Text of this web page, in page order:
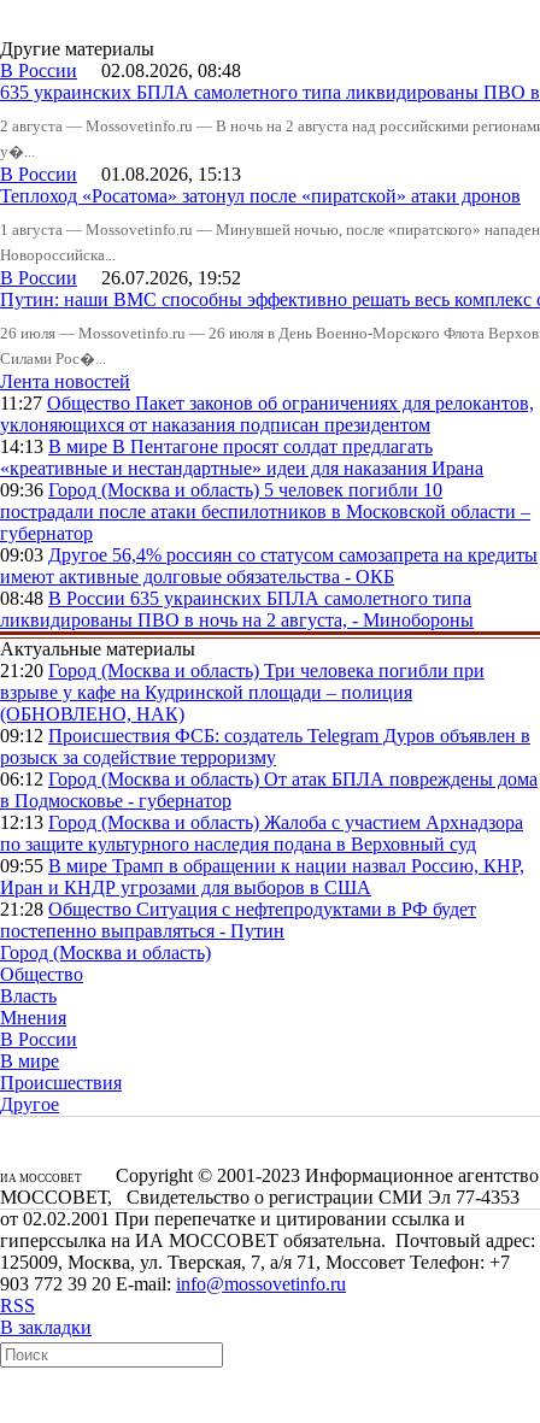
Другие материалы
В России 02.08.2026, 08:48
635 украинских БПЛА самолетного типа ликвидированы ПВО
2 августа — Mossovetinfo.ru — В ночь на 2 августа над российскими
у�...
В России 01.08.2026, 15:13
Теплоход «Росатома» затонул после «пиратской» атаки дронов
1 августа — Mossovetinfo.ru — Минувшей ночью, после «пиратского»
Новороссийска...
В России 26.07.2026, 19:52
Путин: наши ВМС способны эффективно решать весь комплекс
26 июля — Mossovetinfo.ru — 26 июля в День Военно-Морского Флота
Силами Рос�...
Лента новостей
11:27 Общество Пакет законов об ограничениях для релокантов,
уклоняющихся от наказания подписан президентом
14:13 В мире В Пентагоне просят солдат предлагать
«креативные и нестандартные» идеи для наказания Ирана
09:36 Город (Москва и область) 5 человек погибли 10
пострадали после атаки беспилотников в Московской области –
губернатор
09:03 Другое 56,4% россиян со статусом самозапрета на кредиты
имеют активные долговые обязательства - ОКБ
08:48 В России 635 украинских БПЛА самолетного типа
ликвидированы ПВО в ночь на 2 августа, - Минобороны
Актуальные материалы
21:20 Город (Москва и область) Три человека погибли при
взрыве у кафе на Кудринской площади – полиция
(ОБНОВЛЕНО, НАК)
09:12 Происшествия ФСБ: создатель Telegram Дуров объявлен в
розыск за содействие терроризму
06:12 Город (Москва и область) От атак БПЛА повреждены дома
в Подмосковье - губернатор
12:13 Город (Москва и область) Жалоба с участием Архнадзора
по защите культурного наследия подана в Верховный суд
09:55 В мире Трамп в обращении к нации назвал Россию, КНР,
Иран и КНДР угрозами для выборов в США
21:28 Общество Ситуация с нефтепродуктами в РФ будет
постепенно выправляться - Путин
Город (Москва и область)
Общество
Власть
Мнения
В России
В мире
Происшествия
Другое
ИА МОССОВЕТ
Copyright © 2001-2023 Информационное агентство
МОССОВЕТ, Свидетельство о регистрации СМИ Эл 77-4353
от 02.02.2001 При перепечатке и цитировании ссылка и
гиперссылка на ИА МОССОВЕТ обязательна. Почтовый адрес:
125009, Москва, ул. Тверская, 7, а/я 71, Моссовет Телефон: +7
903 772 39 20 E-mail: info@mossovetinfo.ru
RSS
В закладки